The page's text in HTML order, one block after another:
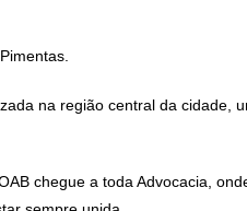
na região central da cidade,
chegue a toda Advocacia,